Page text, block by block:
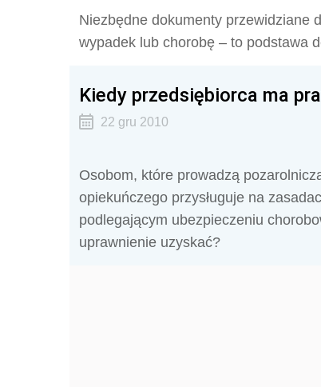
Niezbędne dokumenty przewidziane
wypadek lub chorobę – to podstawa
Kiedy przedsiębiorca ma
22 gru 2010
Osobom, które prowadzą
opiekuńczego przysługuje na
podlegającym ubezpieczeniu
uprawnienie uzyskać?